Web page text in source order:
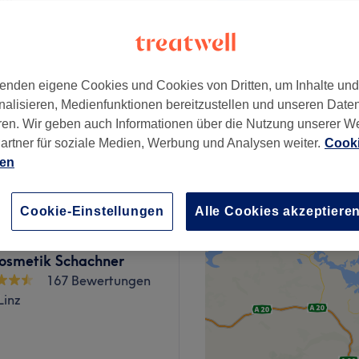
5 €
0,50 €
Schachner
167 Bewertungen
eigene Cookies und Cookies von Dritten, um Inhalte
Medienfunktionen bereitzustellen und unseren
Wir geben auch Informationen über die Nutzung unserer
für soziale Medien, Werbung und Analysen weiter.
Alle Cookies akzeptieren
Cookie-Einstellungen